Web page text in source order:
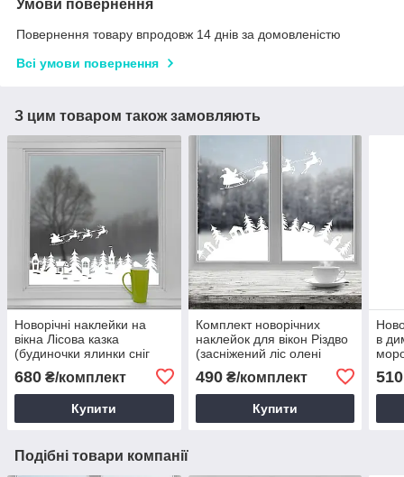
Умови повернення
Повернення товару впродовж 14 днів за домовленістю
Всі умови повернення
З цим товаром також замовляють
Новорічні наклейки на
вікна Лісова казка
(будиночки ялинки сніг
декор вікон вітрин) матова
800х490 мм
680 ₴/комплект
Купити
Комплект новорічних
наклейок для вікон Різдво
(засніжений ліс олені
для стан вітрин) матова
маленький набір
490₴/комплект
Купити
в
510
Подібні товари компанії